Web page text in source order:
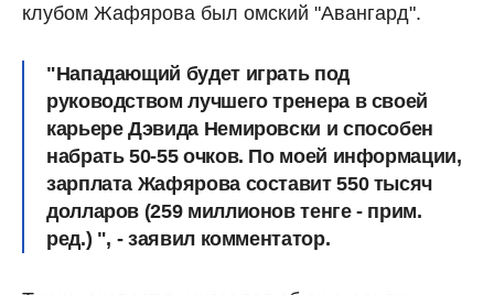
клубом Жафярова был омский "Авангард".
"Нападающий будет играть под
руководством лучшего тренера в своей
карьере Дэвида Немировски и способен
набрать 50-55 очков. По моей информации,
зарплата Жафярова составит 550 тысяч
долларов (259 миллионов тенге - прим.
ред.) ", - заявил комментатор.